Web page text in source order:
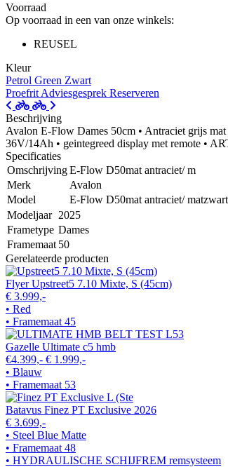
Voorraad
Op voorraad in een van onze winkels:
REUSEL
Kleur
Petrol Green Zwart
Proefrit Adviesgesprek Reserveren
Beschrijving
Avalon E-Flow Dames 50cm • Antraciet grijs
36V/14Ah • geintegreed display met remote •
Specificaties
OmschrijvingE-Flow D50mat antraciet/ m
Merk
Avalon
Model
E-Flow D50mat antraciet/ matzwart
Modeljaar 2025
Frametype Dames
Framemaat 50
Gerelateerde producten
Flyer Upstreet5 7.10 Mixte, S (45cm)
€ 3.999,-
• Red
• Framemaat 45
Gazelle Ultimate c5 hmb
€4.399,- € 1.999,-
• Blauw
• Framemaat 53
Batavus Finez PT Exclusive 2026
€ 3.699,-
• Steel Blue Matte
• Framemaat 48
• HYDRAULISCHE SCHIJFREM remsysteem